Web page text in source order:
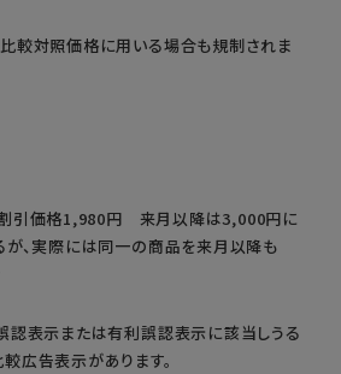
較対照価格に用いる場合も規制されま
割引価格1,980円 来月以降は3,000円に
が、実際には同一の商品を来月以降も
認表示または有利誤認表示に該当しうる
広告表示があります。